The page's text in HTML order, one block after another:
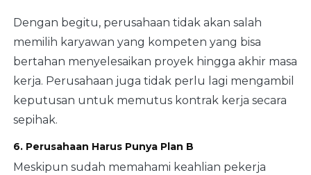
Dengan begitu, perusahaan tidak akan salah
memilih karyawan yang kompeten yang bisa
bertahan menyelesaikan proyek hingga akhir masa
kerja. Perusahaan juga tidak perlu lagi mengambil
keputusan untuk memutus kontrak kerja secara
sepihak.
6. Perusahaan Harus Punya Plan B
Meskipun sudah memahami keahlian pekerja